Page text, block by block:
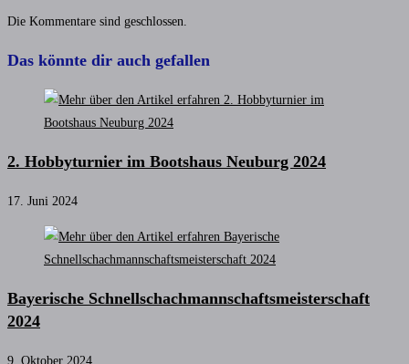
Die Kommentare sind geschlossen.
Das könnte dir auch gefallen
2. Hobbyturnier im Bootshaus Neuburg 2024
17. Juni 2024
Bayerische Schnellschachmannschaftsmeisterschaft
2024
9. Oktober 2024